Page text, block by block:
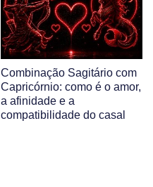
Combinação Sagitário com
Capricórnio: como é o amor,
a afinidade e a
compatibilidade do casal